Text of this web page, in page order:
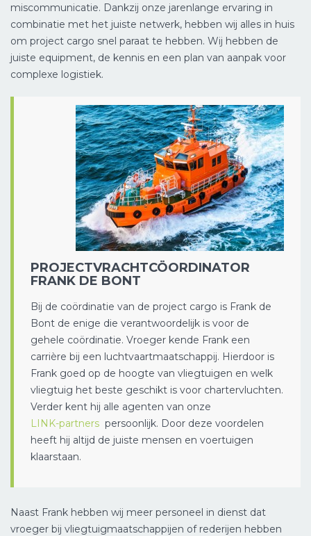
miscommunicatie. Dankzij onze jarenlange ervaring in
combinatie met het juiste netwerk, hebben wij alles in huis
om project cargo snel paraat te hebben. Wij hebben de
juiste equipment, de kennis en een plan van aanpak voor
complexe logistiek.
PROJECTVRACHTCÖORDINATOR
FRANK DE BONT
Bij de coördinatie van de project cargo is Frank de
Bont de enige die verantwoordelijk is voor de
gehele coördinatie. Vroeger kende Frank een
carrière bij een luchtvaartmaatschappij. Hierdoor is
Frank goed op de hoogte van vliegtuigen en welk
vliegtuig het beste geschikt is voor chartervluchten.
Verder kent hij alle agenten van onze
LINK-partners persoonlijk. Door deze voordelen
heeft hij altijd de juiste mensen en voertuigen
klaarstaan.
Naast Frank hebben wij meer personeel in dienst dat
vroeger bij vliegtuigmaatschappijen of rederijen hebben